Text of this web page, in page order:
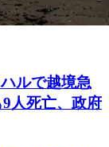
ルで越境急
人死亡、政府